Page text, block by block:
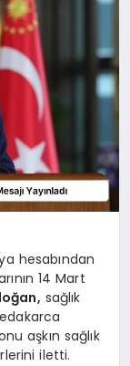
hesabından
14 Mart
sağlık
aşkın sağlık
iletti.